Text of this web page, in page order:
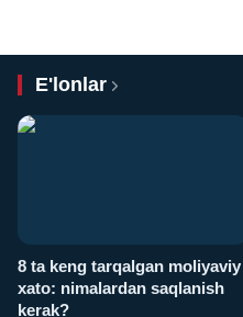
E'lonlar
8 ta keng tarqalgan moliyaviy
xato: nimalardan saqlanish
kerak?